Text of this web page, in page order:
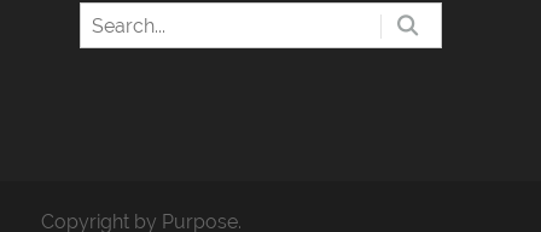
Copyright by Purpose.